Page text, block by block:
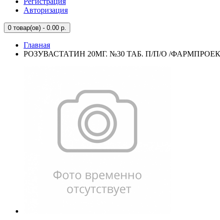
Авторизация
0 товар(ов) - 0.00 р.
Главная
РОЗУВАСТАТИН 20МГ. №30 ТАБ. П/П/О /